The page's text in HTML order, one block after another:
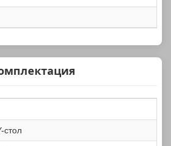
стол